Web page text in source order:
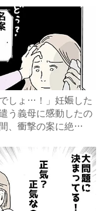
でしょ…！」妊娠した
う義母に感動したの
、衝撃の案に絶